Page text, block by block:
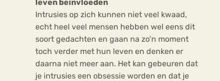
leven beïnvloeden
Intrusies op zich kunnen niet veel kwaad,
echt heel veel mensen hebben wel eens dit
soort gedachten en gaan na zo’n moment
toch verder met hun leven en denken er
daarna niet meer aan. Het kan gebeuren dat
je intrusies een obsessie worden en dat je